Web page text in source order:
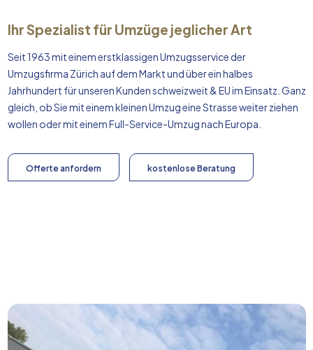
Ihr Spezialist für Umzüge jeglicher Art
Seit 1963 mit einem erstklassigen Umzugsservice der
Umzugsfirma Zürich auf dem Markt und über ein halbes
Jahrhundert für unseren Kunden schweizweit & EU im Einsatz. Ganz
gleich, ob Sie mit einem kleinen Umzug eine Strasse weiter ziehen
wollen oder mit einem Full-Service-Umzug nachEuropa
Offerte anfordern kostenlose Beratung